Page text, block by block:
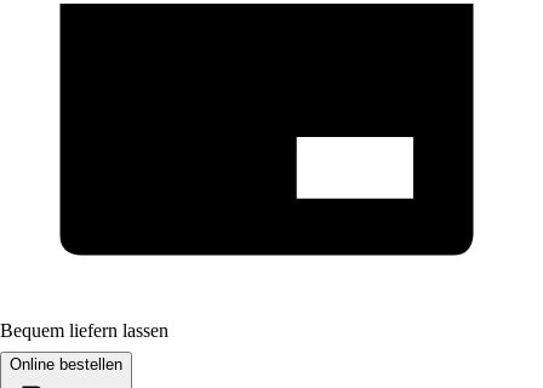
Bequem liefern lassen
Online bestellen